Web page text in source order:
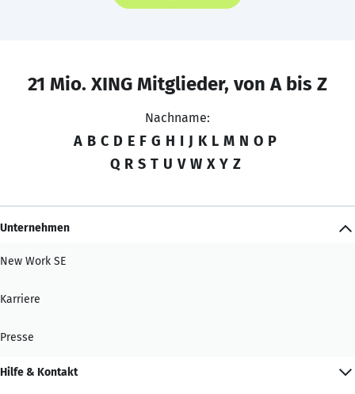
21 Mio. XING Mitglieder, von A bis Z
Nachname:
A B C D E F G H I J K L M N O P
Q R S T U V W X Y Z
Unternehmen
New Work SE
Karriere
Presse
Hilfe & Kontakt